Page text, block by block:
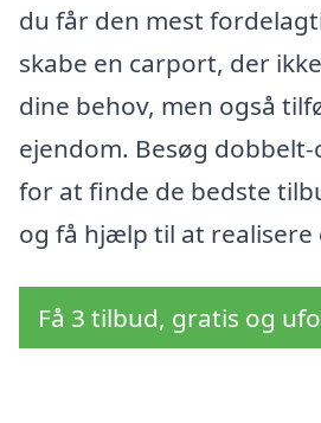
du får den mest
skabe en carport, der
dine behov, men også
ejendom. Besøg
for at finde de bedste
og få hjælp til at
Få 3 tilbud, gratis og